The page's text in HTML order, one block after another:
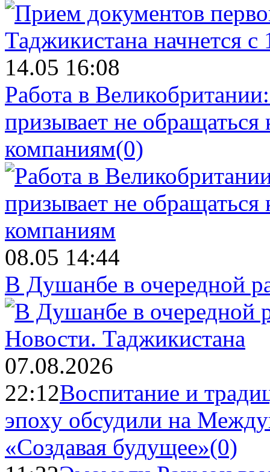
14.05 16:08
Работа в
призывает не
компаниям(0)
08.05 14:44
В Душанбе в очередной
Новости. Таджикистана
07.08.2026
22:12Воспитание и
эпоху обсудили на
«Создавая будущее»(0)